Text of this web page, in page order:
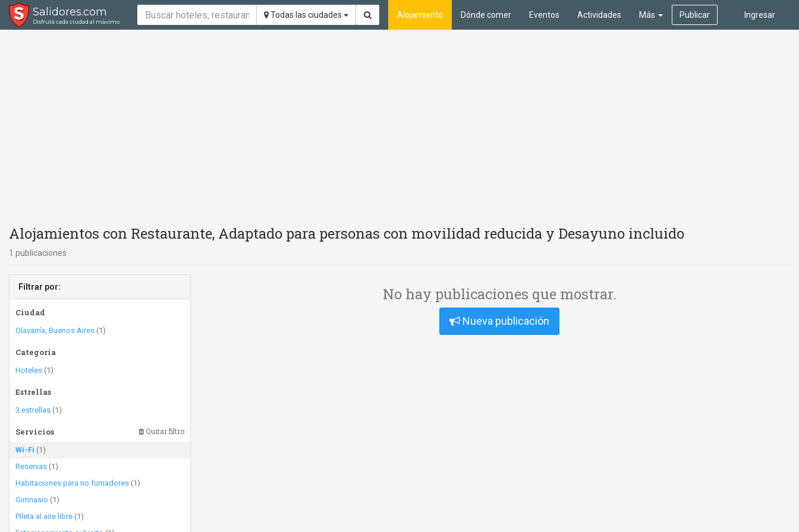
Salidores.com
Disfrutá cada ciudad al máximo
Todas las ciudades Ingresar
Alojamiento Dónde comer Eventos Actividades Más Publicar
Alojamientos con Restaurante, Adaptado para personas con movilidad reducida y Desayuno incluido
1 publicaciones
Filtrar por:
Ciudad
Olavarría, Buenos Aires (1)
Categoría
Hoteles (1)
Estrellas
3 estrellas (1)
Servicios Quitar filtro
Wi-Fi (1)
Reservas (1)
Habitaciones para no fumadores (1)
Gimnasio (1)
Pileta al aire libre (1)
No hay publicaciones que mostrar.
Nueva publicación